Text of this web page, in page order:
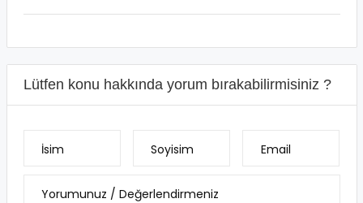
Lütfen konu hakkında yorum bırakabilirmisiniz ?
İsim Soyisim Email
Yorumunuz / Değerlendirmeniz